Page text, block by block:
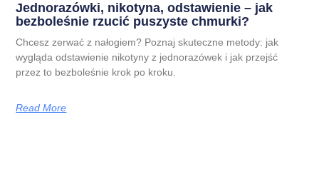
Jednorazówki, nikotyna, odstawienie – jak
bezboleśnie rzucić puszyste chmurki?
Chcesz zerwać z nałogiem? Poznaj skuteczne metody: jak
wygląda odstawienie nikotyny z jednorazówek i jak przejść
przez to bezboleśnie krok po kroku.
Read More